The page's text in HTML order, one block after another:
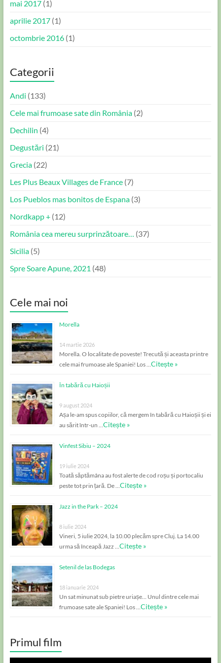
mai 2017(1)
aprilie 2017(1)
octombrie 2016(1)
Categorii
Andi (133)
Cele mai frumoase sate din România(2)
Dechilin (4)
Degustări (21)
Grecia(22)
Les Plus Beaux Villages de France(7)
Los Pueblos mas bonitos de Espana(3)
Nordkapp +(12)
România cea mereu surprinzătoare… (37)
Sicilia(5)
Spre Soare Apune, 2021 (48)
Cele mai noi
Morella
14 martie 2026
Morella. O localitate de poveste! Trecută și aceasta printre
cele mai frumoase ale Spaniei! Los …Citește »
În tabără cu Haioșii
9 august 2024
Așa le-am spus copiilor, că mergem în tabără cu Haioșii și ei
au sărit într-un …Citește »
Vinfest Sibiu – 2024
19 iulie 2024
Toată săptămâna au fost alerte de cod roșu și portocaliu
peste tot prin țară. De …Citește »
Jazz in the Park – 2024
8 iulie 2024
Vineri, 5 iulie 2024, la 10.00 plecăm spre Cluj. La 14.00
urma să înceapă Jazz …Citește »
Setenil de las Bodegas
18 ianuarie 2024
Un sat minunat sub pietre uriașe… Unul dintre cele mai
frumoase sate ale Spaniei! Los …Citește »
Primul film